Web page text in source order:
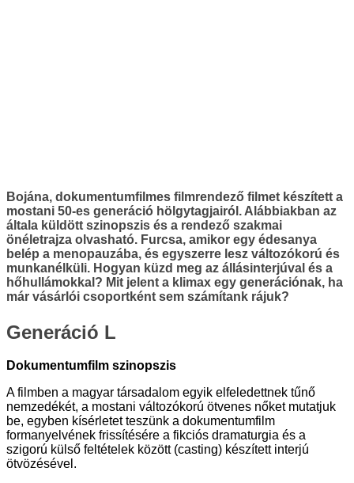
Bojána, dokumentumfilmes filmrendező filmet készített a
mostani 50-es generáció hölgytagjairól. Alábbiakban az
általa küldött szinopszis és a rendező szakmai
önéletrajza olvasható. Furcsa, amikor egy édesanya
belép a menopauzába, és egyszerre lesz változókorú és
munkanélküli. Hogyan küzd meg az állásinterjúval és a
hőhullámokkal? Mit jelent a klimax egy generációnak, ha
már vásárlói csoportként sem számítank rájuk?
Generáció L
Dokumentumfilm szinopszis
A filmben a magyar társadalom egyik elfeledettnek tűnő
nemzedékét, a mostani változókorú ötvenes nőket mutatjuk
be, egyben kísérletet teszünk a dokumentumfilm
formanyelvének frissítésére a fikciós dramaturgia és a
szigorú külső feltételek között (casting) készített interjú
ötvözésével.